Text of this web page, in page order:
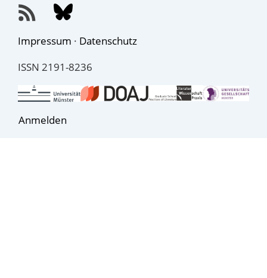
Impressum · Datenschutz
ISSN 2191-8236
Anmelden